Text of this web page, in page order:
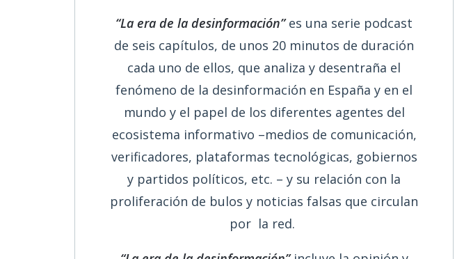
“La era de la desinformación”es una serie podcast
de seis capítulos, de unos 20 minutos de duración
cada uno de ellos, que analiza y desentraña el
fenómeno de la desinformación en España y en el
mundo y el papel de los diferentes agentes del
ecosistema informativo –medios de comunicación,
verificadores, plataformas tecnológicas, gobiernos
y partidos políticos, etc. – y su relación con la
proliferación de bulos y noticias falsas que circulan
por la red.